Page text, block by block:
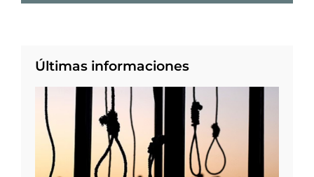
Últimas informaciones